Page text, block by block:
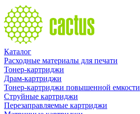
Каталог
Расходные материалы для печати
Тонер-картриджи
Драм-картриджи
Тонер-картриджи повышенной емкости
Струйные картриджи
Перезаправляемые картриджи